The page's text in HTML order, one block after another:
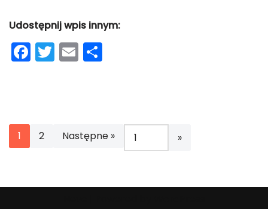
Udostępnij wpis innym:
F
a
b
o
k
T
w
E
m
1 2 Następne »